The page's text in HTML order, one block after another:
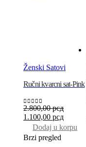
Ženski Satovi
Ručni kvarcni sat-Pink
0out of 5
2.800,00рсд
1.100,00 рсд
Dodaj u korpu
Brzi pregled